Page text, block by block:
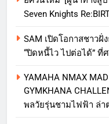
Seven Knights
SAM เปิดโอกาสชาว
“ปิดหนี้ไว ไปต่อได้” ที่
YAMAHA NMAX
GYMKHANA
พลวัยรุ่นชามไฟฟ้า ล่า